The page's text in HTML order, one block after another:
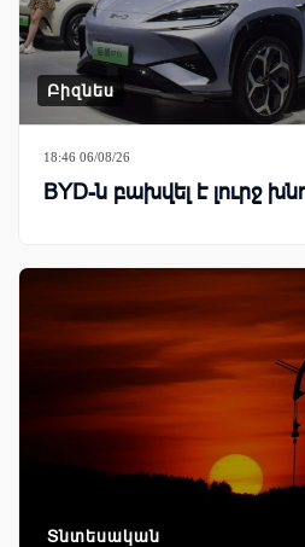
Բիզնես
18:46 06/08/26
BYD-ն բախվել է լուրջ
Տնտեսական